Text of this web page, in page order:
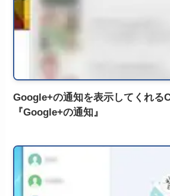
Google+の通知を表示してくれる
『Google+の通知』